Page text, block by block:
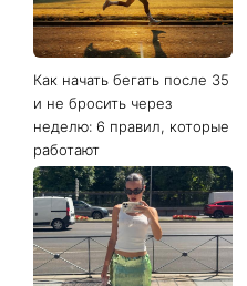
Последние новости
Как начать бегать после 35
и не бросить через
неделю: 6 правил, которые